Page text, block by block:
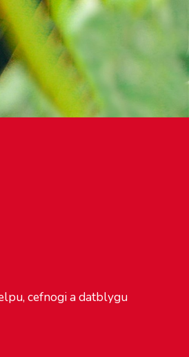
cefnogi a datblygu